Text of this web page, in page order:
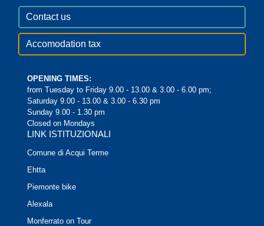
Contact us
Accomodation tax
OPENING TIMES:
from Tuesday to Friday 9.00 - 13.00 & 3.00 - 6.00 pm;
Saturday 9.00 - 13.00 & 3.00 - 6.30 pm
Sunday 9.00 - 1.30 pm
Closed on Mondays
LINK ISTITUZIONALI
Comune di Acqui Terme
Ehtta
Piemonte bike
Alexala
Monferrato on Tour